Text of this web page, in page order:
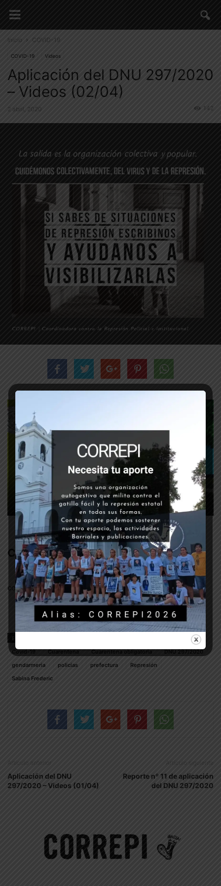
Inicio COVID-19
COVID-19 Videos
Aplicación del DNU 297/2020
– Videos (02/04)
2 abril, 2020 142
Lectura:1min.
Bariloche, Río Negro, 02/04/2020
Comments
comments
Covid-19
Cuarentena Cuarentena obligatoria
DNU 297/2020
gendarmeria
policias prefectura
Represión
Sabina Frederic
Artículo anterior
Aplicación del DNU
297/2020 – Videos (01/04)
Artículo siguiente
Reporte nº 11 de aplicación
del DNU 297/2020